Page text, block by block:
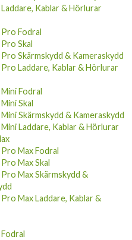
Kablar & Hörlurar
Fodral
Skal
Skärmskydd & Kameraskydd
Laddare, Kablar & Hörlurar
Fodral
Skal
Skärmskydd & Kameraskydd
Laddare, Kablar & Hörlurar
Max Fodral
Max Skal
Max Skärmskydd &
Max Laddare, Kablar &